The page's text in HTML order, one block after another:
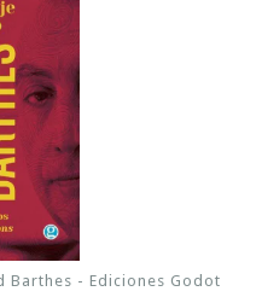
Barthes - Ediciones Godot